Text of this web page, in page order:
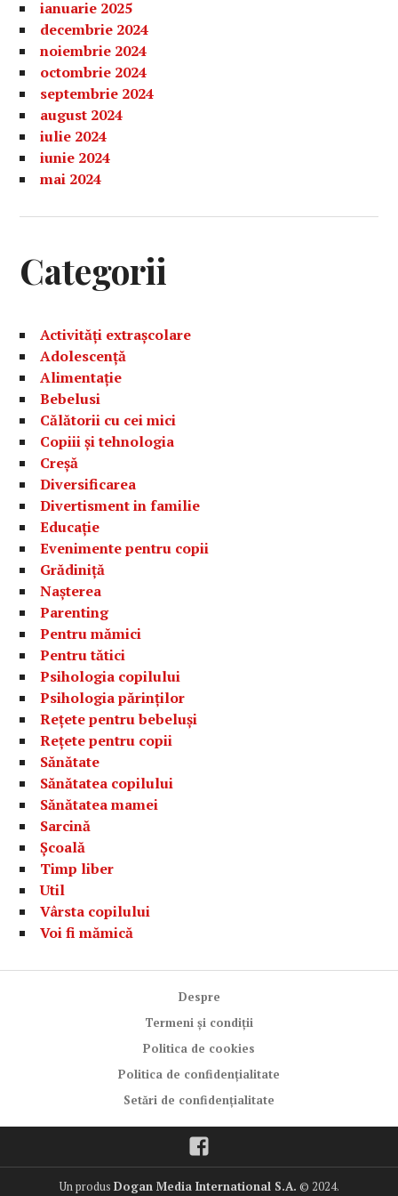
ianuarie 2025
decembrie 2024
noiembrie 2024
octombrie 2024
septembrie 2024
august 2024
iulie 2024
iunie 2024
mai 2024
Categorii
Activități extrașcolare
Adolescență
Alimentație
Bebelusi
Călătorii cu cei mici
Copiii și tehnologia
Creșă
Diversificarea
Divertisment in familie
Educație
Evenimente pentru copii
Grădiniță
Nașterea
Parenting
Pentru mămici
Pentru tătici
Psihologia copilului
Psihologia părinților
Rețete pentru bebeluși
Rețete pentru copii
Sănătate
Sănătatea copilului
Sănătatea mamei
Sarcină
Școală
Timp liber
Util
Vârsta copilului
Voi fi mămică
Despre
Termeni și condiții
Politica de cookies
Politica de confidențialitate
Setări de confidențialitate
Un produs Dogan Media International S.A. © 2024.